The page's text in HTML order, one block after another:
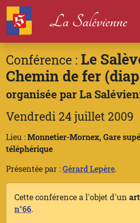
La Salévienne
Conférence : Le
Chemin de fer
organisée par La
Vendredi 24 juillet 2009
Lieu :Monnetier-Mornex, Gare
téléphérique
Présentée par :Gérard Lepère.
Cette conférence a l'objet d'un
n°66.